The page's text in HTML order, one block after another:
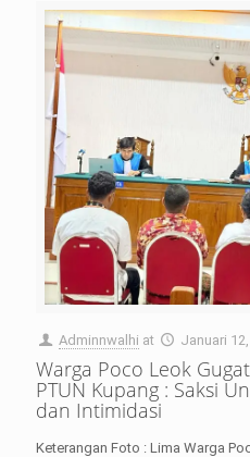
Adminnwalhi at Januari
Warga Poco Leok
PTUN Kupang : Saksi
dan Intimidasi
Keterangan Foto : Lima Warga